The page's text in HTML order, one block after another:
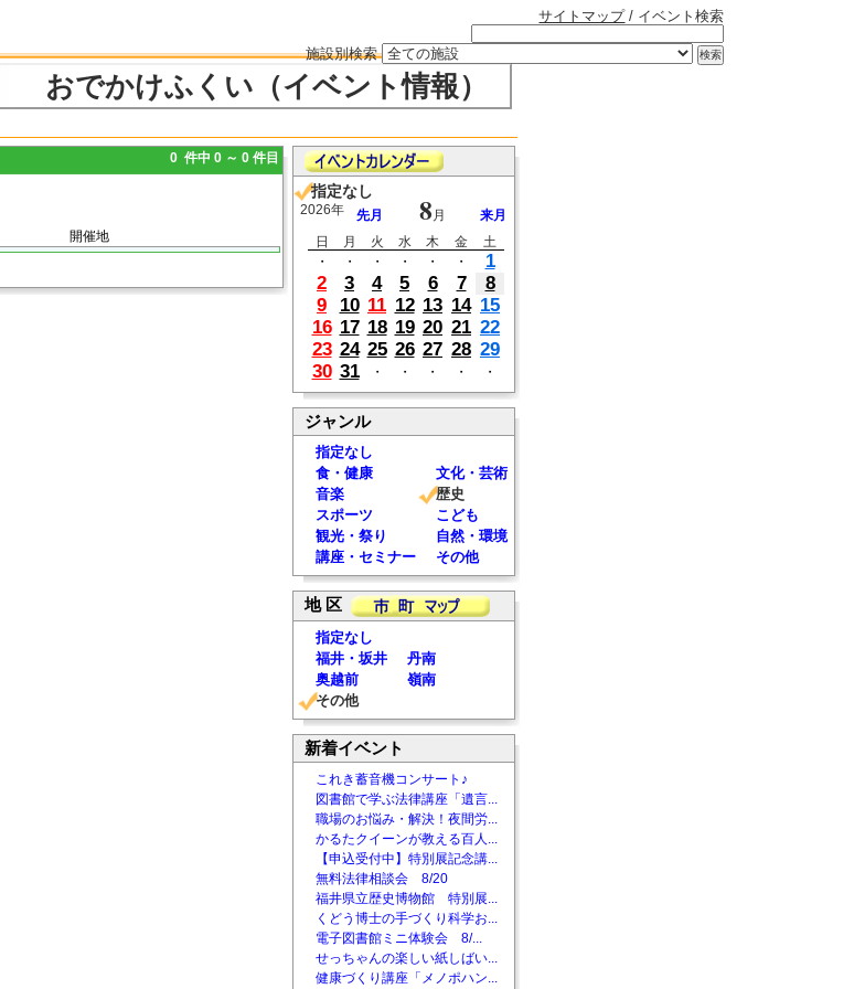
サイトマップ/ イベント検索
施設別検索
おでかけふくい（イベント情報）
0 件中 0 ～ 0 件目
開催地
指定なし
2026年 先月 8 月
来月
日
月 火 水 木 金
土
・
・ ・ ・ ・ ・
1
2
3 4 5 6 7
8
9
10 11 12 13 14 15
16 17 18 19 20 21 22
23 24 25 26 27 28 29
30 31 ・ ・ ・ ・ ・
ジャンル
指定なし
食・健康
文化・芸術
音楽
歴史
スポーツ
こども
観光・祭り
自然・環境
講座・セミナー
その他
地 区
指定なし
福井・坂井
丹南
奥越前
嶺南
その他
新着イベント
これき蓄音機コンサート♪
図書館で学ぶ法律講座「遺言...
職場のお悩み・解決！夜間労...
かるたクイーンが教える百人...
【申込受付中】特別展記念講...
無料法律相談会 8/20
福井県立歴史博物館 特別展...
くどう博士の手づくり科学お...
電子図書館ミニ体験会 8/...
せっちゃんの楽しい紙しばい...
健康づくり講座「メノポハン...